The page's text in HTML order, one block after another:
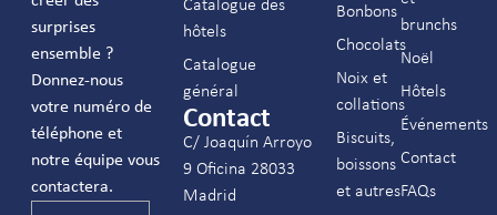
surprises
ensemble ?
Donnez-nous
votre numéro de
téléphone et
notre équipe vous
contactera.
Catalogue des
hôtels
Catalogue
général
Contact
C/ Joaquín Arroyo
9 Oficina 28033
Madrid
Bonbons
Chocolats
Noix et
collations
Biscuits,
boissons
et autres
brunchs
Noël
Hôtels
Événements
Contact
FAQs